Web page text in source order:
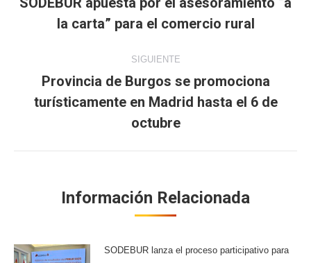
publicaciones
anterior:
la carta” para el comercio rural
SIGUIENTE
Publicación
siguiente:
Provincia de Burgos se promociona
turísticamente en Madrid hasta el 6 de
octubre
Información Relacionada
SODEBUR lanza el proceso participativo para